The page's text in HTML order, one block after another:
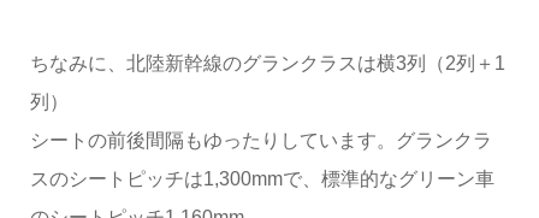
ちなみに、北陸新幹線のグランクラスは横3列（2列＋1
列）
シートの前後間隔もゆったりしています。グランクラ
スのシートピッチは1,300mmで、標準的なグリーン車